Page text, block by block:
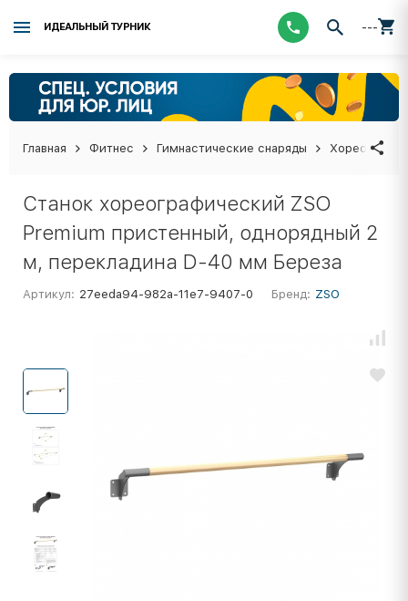
ИДЕАЛЬНЫЙ ТУРНИК ---
Главная Фитнес Гимнастические снаряды
Станок хореографический ZSO
Premium пристенный, однорядный 2
м, перекладина D-40 мм Береза
Артикул: 27eeda94-982a-11e7-9407-0 Бренд: ZSO